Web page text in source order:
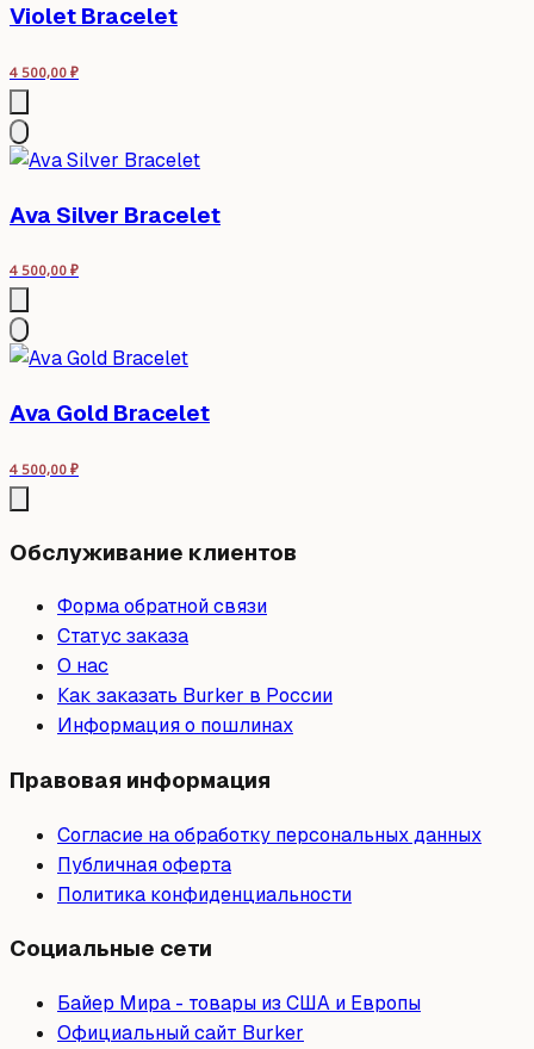
Violet Bracelet
4 500,00 ₽
Ava Silver Bracelet
4 500,00 ₽
Ava Gold Bracelet
4 500,00 ₽
Обслуживание клиентов
Форма обратной связи
Статус заказа
О нас
Как заказать Burker в России
Информация о пошлинах
Правовая информация
Согласие на обработку персональных данных
Публичная оферта
Политика конфиденциальности
Социальные сети
Байер Мира - товары из США и Европы
Официальный сайт Burker